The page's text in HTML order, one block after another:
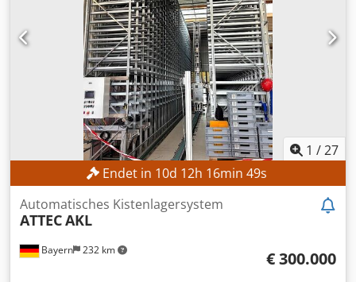
1 /27
Endet in 10d 12h 16min 47s
Bayern 232 km
Automatisches Kistenlagersystem
ATTECAKL
€ 300.000